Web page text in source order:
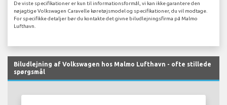
De viste specifikationer er kun til informationsformål, vi kan ikke garantere den
nøjagtige Volkswagen Caravelle køretøjsmodel og specifikationer, du vil modtage.
For specifikke detaljer bør du kontakte det givne biludlejningsfirma på Malmo
Lufthavn.
Biludlejning af Volkswagen hos Malmo Lufthavn - ofte stillede
spørgsmål